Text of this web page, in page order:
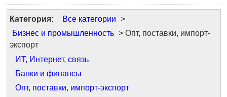
Категория: Все категории >
Бизнес и промышленность > Опт, поставки, импорт-
экспорт
ИТ, Интернет, связь
Банки и финансы
Опт, поставки, импорт-экспорт